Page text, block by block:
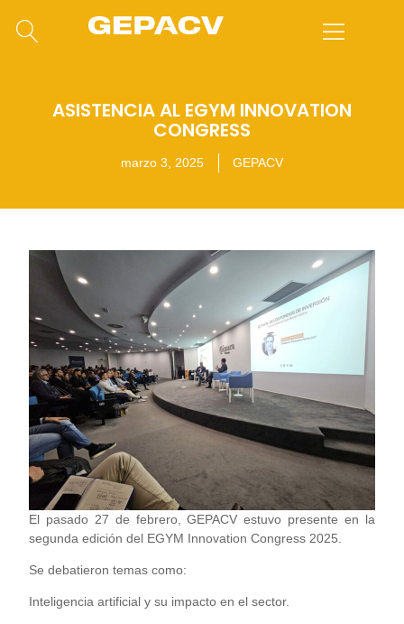
ASISTENCIA AL EGYM INNOVATION
CONGRESS
marzo 3, 2025 GEPACV
El pasado 27 de febrero, GEPACV estuvo presente en la
segunda edición del EGYM Innovation Congress 2025.
Se debatieron temas como:
Inteligencia artificial y su impacto en el sector.